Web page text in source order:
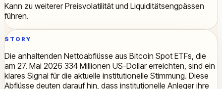
Kann zu weiterer Preisvolatilität und Liquiditätsengpässen
führen.
STORY
Die anhaltenden Nettoabflüsse aus Bitcoin Spot ETFs, die
am 27. Mai 2026 334 Millionen US-Dollar erreichten, sind ein
klares Signal für die aktuelle institutionelle Stimmung. Diese
Abflüsse deuten darauf hin, dass institutionelle Anleger ihre